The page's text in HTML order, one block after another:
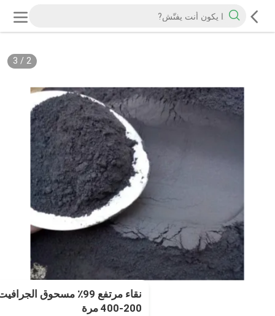
2
/
3
نقاء مرتفع 99٪ مسحوق
200-400 مرة